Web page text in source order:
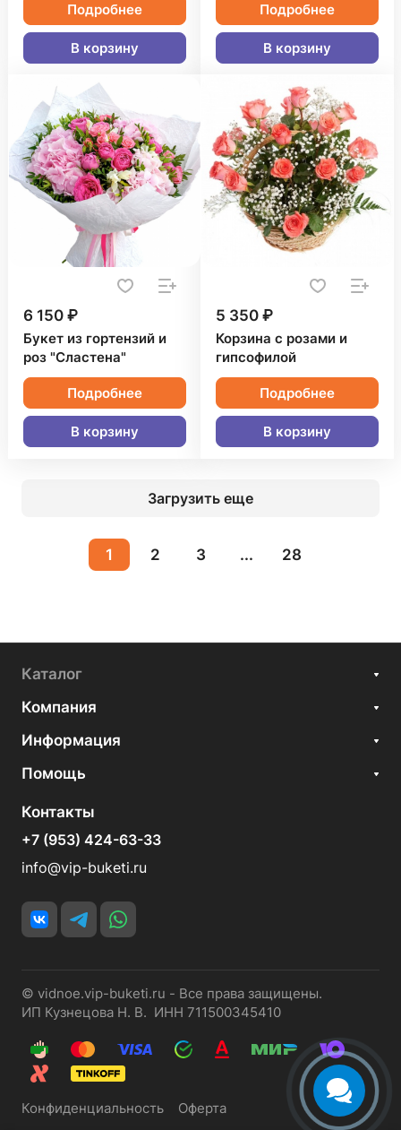
Подробнее
В корзину
Подробнее
В корзину
6 150 ₽
Букет из гортензий и
роз "Сластена"
Подробнее
В корзину
5 350 ₽
Корзина с розами и
гипсофилой
Подробнее
В корзину
Загрузить еще
1 2 3 ... 28
Каталог
Компания
Информация
Помощь
Контакты
+7 (953) 424-63-33
info@vip-buketi.ru
© vidnoe.vip-buketi.ru - Все права защищены.
ИП Кузнецова Н. В. ИНН 711500345410
Конфиденциальность Оферта